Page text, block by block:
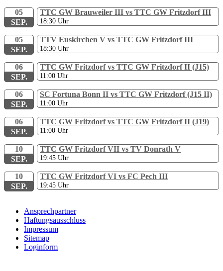
05
SEP.
TTC GW Brauweiler III vs TTC GW Fritzdorf III
18:30 Uhr
05
SEP.
TTV Euskirchen V vs TTC GW Fritzdorf III
18:30 Uhr
06
SEP.
TTC GW Fritzdorf vs TTC GW Fritzdorf II (J15)
11:00 Uhr
06
SEP.
SC Fortuna Bonn II vs TTC GW Fritzdorf (J15 II)
11:00 Uhr
06
SEP.
TTC GW Fritzdorf vs TTC GW Fritzdorf II (J19)
11:00 Uhr
10
SEP.
TTC GW Fritzdorf VII vs TV Donrath V
19:45 Uhr
10
SEP.
TTC GW Fritzdorf VI vs FC Pech III
19:45 Uhr
Ansprechpartner
Haftungsausschluss
Impressum
Sitemap
Loginform